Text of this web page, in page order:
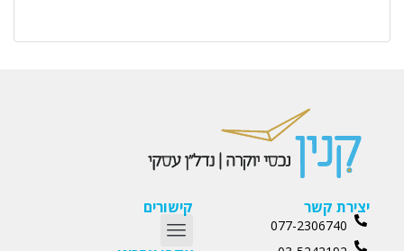
יצירת קשר
077-2306740
קישורים